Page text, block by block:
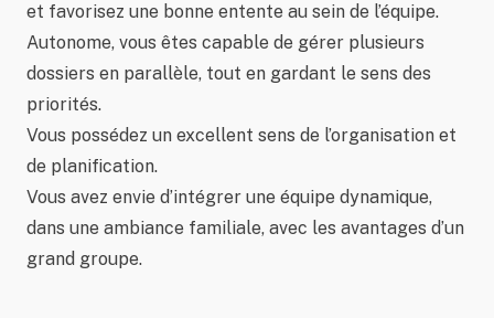
et favorisez une bonne entente au sein de l’équipe.
Autonome, vous êtes capable de gérer plusieurs
dossiers en parallèle, tout en gardant le sens des
priorités.
Vous possédez un excellent sens de l’organisation et
de planification.
Vous avez envie d’intégrer une équipe dynamique,
dans une ambiance familiale, avec les avantages d’un
grand groupe.